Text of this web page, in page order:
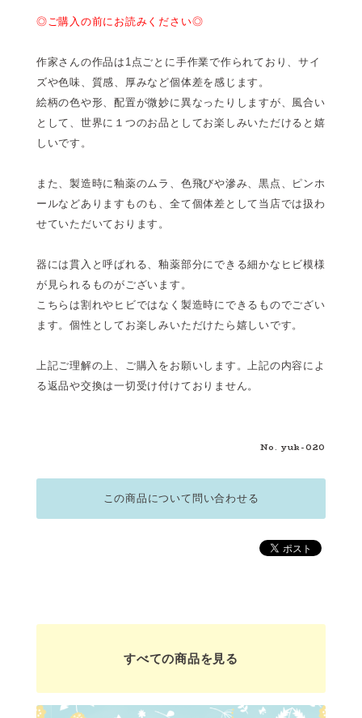
◎ご購入の前にお読みください◎
作家さんの作品は1点ごとに手作業で作られており、サイ
ズや色味、質感、厚みなど個体差を感じます。
絵柄の色や形、配置が微妙に異なったりしますが、風合い
として、世界に１つのお品としてお楽しみいただけると嬉
しいです。
また、製造時に釉薬のムラ、色飛びや滲み、黒点、ピンホ
ールなどありますものも、全て個体差として当店では扱わ
せていただいております。
器には貫入と呼ばれる、釉薬部分にできる細かなヒビ模様
が見られるものがございます。
こちらは割れやヒビではなく製造時にできるものでござい
ます。個性としてお楽しみいただけたら嬉しいです。
上記ご理解の上、ご購入をお願いします。上記の内容によ
る返品や交換は一切受け付けておりません。
No. yuk-020
この商品について問い合わせる
すべての商品を見る